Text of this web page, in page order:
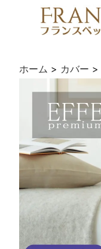
ホーム > カバー >